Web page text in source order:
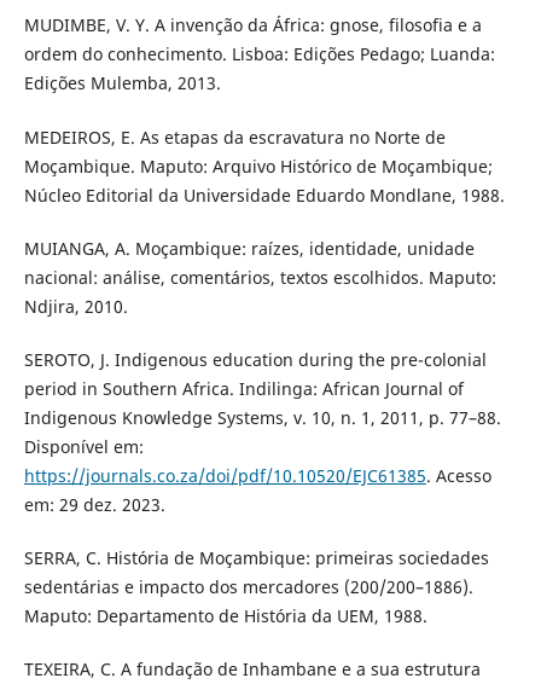
MUDIMBE, V. Y. A invenção da África: gnose, filosofia e a
ordem do conhecimento. Lisboa: Edições Pedago; Luanda:
Edições Mulemba, 2013.
MEDEIROS, E. As etapas da escravatura no Norte de
Moçambique. Maputo: Arquivo Histórico de Moçambique;
Núcleo Editorial da Universidade Eduardo Mondlane, 1988.
MUIANGA, A. Moçambique: raízes, identidade, unidade
nacional: análise, comentários, textos escolhidos. Maputo:
Ndjira, 2010.
SEROTO, J. Indigenous education during the pre-colonial
period in Southern Africa. Indilinga: African Journal of
Indigenous Knowledge Systems, v. 10, n. 1, 2011, p. 77–88.
Disponível em:
https://journals.co.za/doi/pdf/10.10520/EJC61385. Acesso
em: 29 dez. 2023.
SERRA, C. História de Moçambique: primeiras sociedades
sedentárias e impacto dos mercadores (200/200–1886).
Maputo: Departamento de História da UEM, 1988.
TEXEIRA, C. A fundação de Inhambane e a sua estrutura